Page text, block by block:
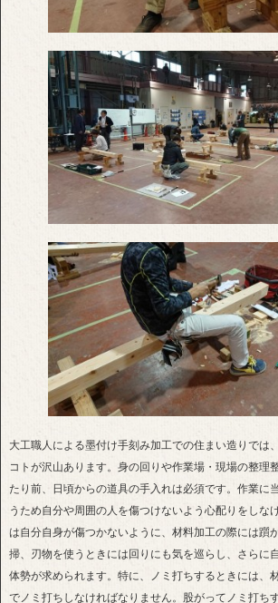
大工職人による墨付け手刻み加工での住まい造りでは
コトが沢山あります。身の回りや作業場・現場の整理
たり前、日頃からの道具の手入れは必須です。作業に
うため自分や周囲の人を傷つけないよう心配りをしな
は自分自身が傷つかないように、材料加工の際には躓
掃、刃物を使うときには回りにも気を巡らし、さらに
体勢が求められます。特に、ノミ打ちするときには、
でノミ打ちしなければなりません。股がってノミ打ち